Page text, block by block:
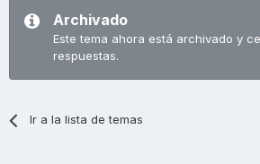
Archivado
Este tema ahora está archivado y
respuestas.
Ir a la lista de temas